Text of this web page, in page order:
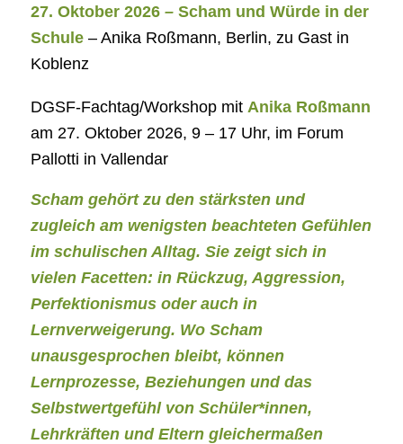
27. Oktober 2026– Scham und Würde in der
Schule – Anika Roßmann, Berlin, zu Gast in
Koblenz
DGSF-Fachtag/Workshop mit Anika Roßmann
am 27. Oktober 2026, 9 – 17 Uhr, im Forum
Pallotti in Vallendar
Scham gehört zu den stärksten und
zugleich am wenigsten beachteten Gefühlen
im schulischen Alltag. Sie zeigt sich in
vielen Facetten: in Rückzug, Aggression,
Perfektionismus oder auch in
Lernverweigerung. Wo Scham
unausgesprochen bleibt, können
Lernprozesse, Beziehungen und das
Selbstwertgefühl von Schüler*innen,
Lehrkräften und Eltern gleichermaßen